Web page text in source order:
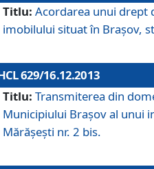
Titlu: Acordarea unui drept
imobilului situat în Braşov,
629/16.12.2013
Titlu: Transmiterea din
Municipiului Braşov al unui
Mărăşeşti nr. 2 bis.